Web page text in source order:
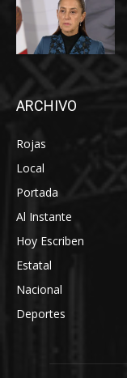
ARCHIVO
Rojas
Local
Portada
Al Instante
Hoy Escriben
Estatal
Nacional
Deportes